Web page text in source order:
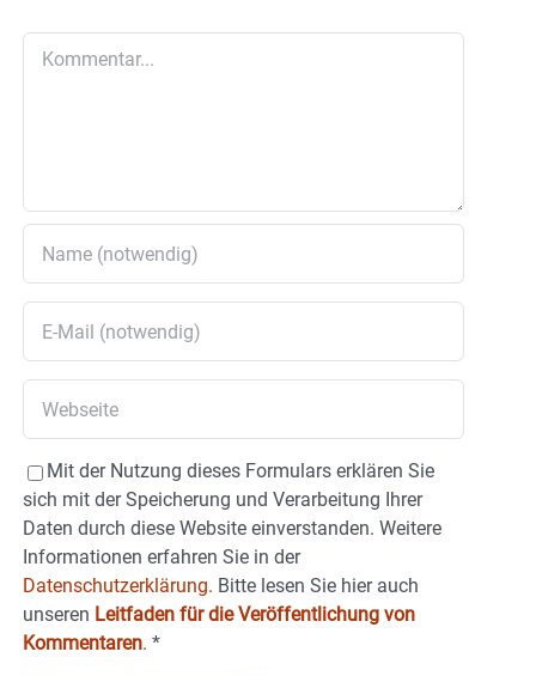
Mit der Nutzung dieses Formulars erklären Sie
sich mit der Speicherung und Verarbeitung Ihrer
Daten durch diese Website einverstanden. Weitere
Informationen erfahren Sie in der
Datenschutzerklärung. Bitte lesen Sie hier auch
unseren Leitfaden für die Veröffentlichung von
Kommentaren. *